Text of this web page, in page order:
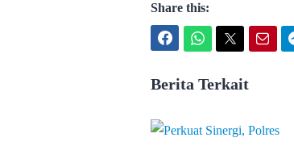
Share this:
Berita Terkait